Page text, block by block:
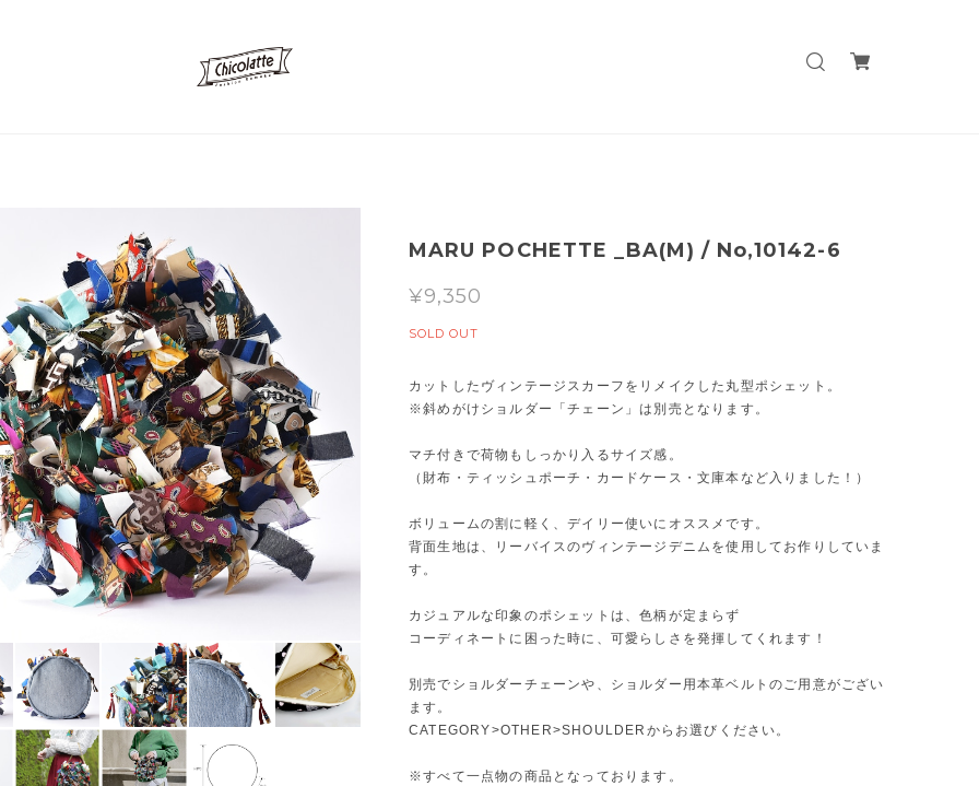
MARU POCHETTE _BA(M) / No,10142-6
¥9,350
SOLD OUT
カットしたヴィンテージスカーフをリメイクした丸型ポシェット。
※斜めがけショルダー「チェーン」は別売となります。
マチ付きで荷物もしっかり入るサイズ感。
（財布・ティッシュポーチ・カードケース・文庫本など入りました！）
ボリュームの割に軽く、デイリー使いにオススメです。
背面生地は、リーバイスのヴィンテージデニムを使用してお作りしていま
す。
カジュアルな印象のポシェットは、色柄が定まらず
コーディネートに困った時に、可愛らしさを発揮してくれます！
別売でショルダーチェーンや、ショルダー用本革ベルトのご用意がござい
ます。
CATEGORY>OTHER>SHOULDERからお選びください。
※すべて一点物の商品となっております。